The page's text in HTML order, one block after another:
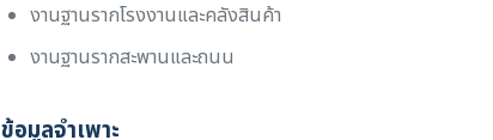
งานฐานรากโรงงานและคลังสินค้า
งานฐานรากสะพานและถนน
ข้อมูลจำเพาะ